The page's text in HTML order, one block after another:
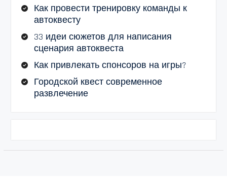
Как провести тренировку команды к
автоквесту
33 идеи сюжетов для написания
сценария автоквеста
Как привлекать спонсоров на игры?
Городской квест современное
развлечение